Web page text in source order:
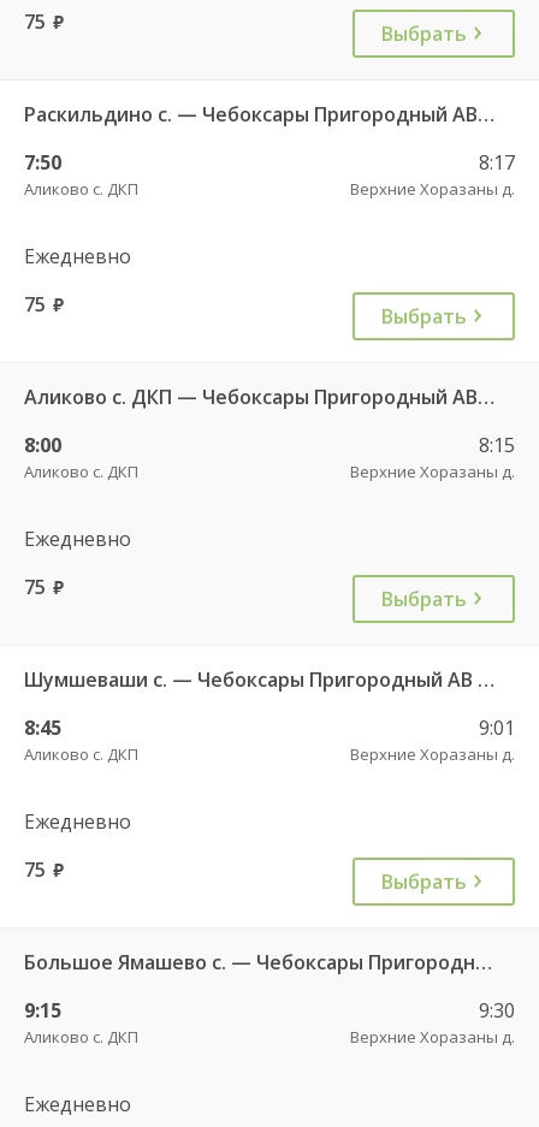
75 руб. Выбрать
Раскильдино с. — Чебоксары Пригородный АВ ч/з Орбаши д. 728
7:50
Аликово с. ДКП
8:17
Верхние Хоразаны д.
Ежедневно
75 руб. Выбрать
Аликово с. ДКП — Чебоксары Пригородный АВ 520
8:00
Аликово с. ДКП
8:15
Верхние Хоразаны д.
Ежедневно
75 руб. Выбрать
Шумшеваши с. — Чебоксары Пригородный АВ 734
8:45
Аликово с. ДКП
9:01
Верхние Хоразаны д.
Ежедневно
75 руб. Выбрать
Большое Ямашево с. — Чебоксары Пригородный АВ 661
9:15
Аликово с. ДКП
9:30
Верхние Хоразаны д.
Ежедневно